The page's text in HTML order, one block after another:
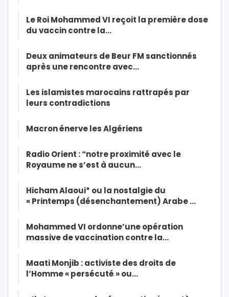
Le Roi Mohammed VI reçoit la première dose
du vaccin contre la…
Deux animateurs de Beur FM sanctionnés
après une rencontre avec…
Les islamistes marocains rattrapés par
leurs contradictions
Macron énerve les Algériens
Radio Orient : “notre proximité avec le
Royaume ne s’est à aucun…
Hicham Alaoui* ou la nostalgie du
« Printemps (désenchantement) Arabe …
Mohammed VI ordonne’une opération
massive de vaccination contre la…
Maati Monjib : activiste des droits de
l’Homme « persécuté » ou…